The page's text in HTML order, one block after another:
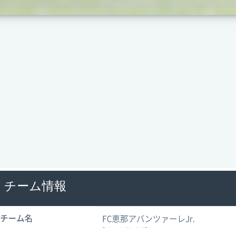
チーム情報
チーム名
FC恵那アバンツァーレJr.